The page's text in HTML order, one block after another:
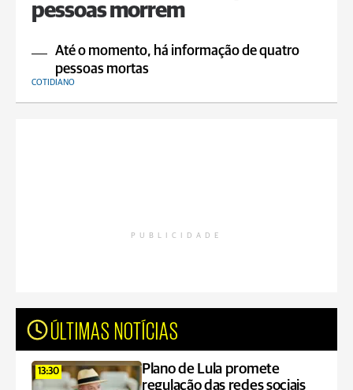
pessoas morrem
Até o momento, há informação de quatro
pessoas mortas
COTIDIANO
PUBLICIDADE
ÚLTIMAS NOTÍCIAS
13:30
Plano de Lula promete
regulação das redes sociais